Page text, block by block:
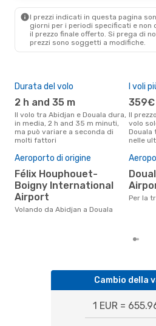
I prezzi indicati in questa pagina
giorni per i periodi specificati e non
il ​​prezzo finale offerto. Si prega di
prezzi sono soggetti a modifiche.
Durata del volo
2 h and 35 m
Il volo tra Abidjan e Douala dura,
in media, 2 h and 35 m minuti,
ma può variare a seconda di
molti fattori
I voli
359€
Il prezzo più economico per un
volo
nelle
Aeroporto di origine
Félix Houphouet-
Boigny International
Airport
Volando da Abidjan a Douala
Douala International
Per la
Cambio della
1 EUR =